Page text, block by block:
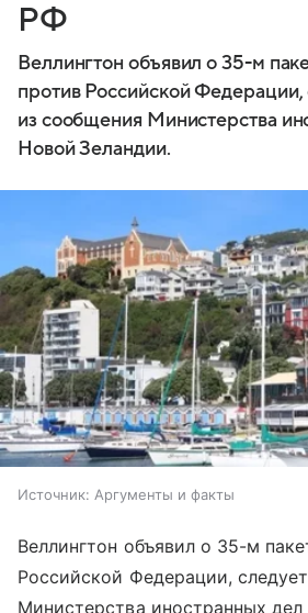
РФ
Веллингтон объявил о 35-м
против Российской Федерации,
из сообщения Министерства
Новой Зеландии.
Источник: Аргументы и факты
Веллингтон объявил о 35-м
Российской Федерации,
Министерства иностранных